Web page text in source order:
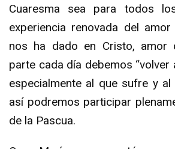
Cuaresma sea para todos
experiencia renovada del
nos ha dado en Cristo, amor
parte cada día debemos “volver
especialmente al que sufre y al
así podremos participar
de la Pascua.